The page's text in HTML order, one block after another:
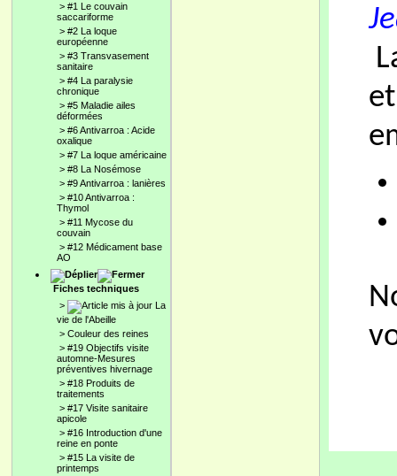
> #1 Le couvain
saccariforme
> #2 La loque
européenne
> #3 Transvasement
sanitaire
> #4 La paralysie
chronique
> #5 Maladie ailes
déformées
> #6 Antivarroa : Acide
oxalique
> #7 La loque américaine
> #8 La Nosémose
> #9 Antivarroa : lanières
> #10 Antivarroa :
Thymol
> #11 Mycose du
couvain
> #12 Médicament base
AO
Fiches techniques
>
La
vie de l'Abeille
> Couleur des reines
> #19 Objectifs visite
automne-Mesures
préventives hivernage
> #18 Produits de
traitements
> #17 Visite sanitaire
apicole
> #16 Introduction d'une
reine en ponte
> #15 La visite de
printemps